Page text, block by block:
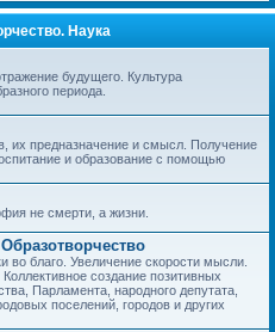
Наука
будущего. Культура
периода.
их предназначение и смысл. Получение
и образование с помощью
не смерти, а жизни.
во благо. Увеличение скорости мысли.
создание позитивных
Парламента, народного депутата,
поселений, городов и других